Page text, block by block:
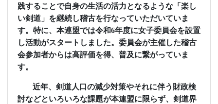
践することで自身の生活の活力となるような「楽し
い剣道」を継続し稽古を行なっていただいていま
す。特に、本連盟では令和6年度に女子委員会を設置
し活動がスタートしました。委員会が主催した稽古
会参加者からは高評価を得、普及に繋がっていま
す。
近年、剣道人口の減少対策やそれに伴う財政検
討などといろいろな課題が本連盟に限らず、剣道界